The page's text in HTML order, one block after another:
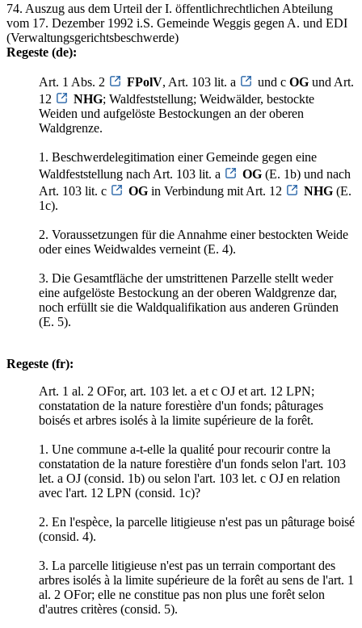
74. Auszug aus dem Urteil der I. öffentlichrechtlichen Abteilung
vom 17. Dezember 1992 i.S. Gemeinde Weggis gegen A. und EDI
(Verwaltungsgerichtsbeschwerde)
Regeste (de):
Art. 1 Abs. 2 FPolV, Art. 103 lit. a und c OG und Art.
12
NHG; Waldfeststellung; Weidwälder, bestockte
Weiden und aufgelöste Bestockungen an der oberen
Waldgrenze.
1. Beschwerdelegitimation einer Gemeinde gegen eine
Waldfeststellung nach Art. 103 lit. a
OG (E. 1b) und nach
Art. 103 lit. c
OG in Verbindung mit Art. 12 NHG (E.
1c).
2. Voraussetzungen für die Annahme einer bestockten Weide
oder eines Weidwaldes verneint (E. 4).
3. Die Gesamtfläche der umstrittenen Parzelle stellt weder
eine aufgelöste Bestockung an der oberen Waldgrenze dar,
noch erfüllt sie die Waldqualifikation aus anderen Gründen
(E. 5).
Regeste (fr):
Art. 1 al. 2 OFor, art. 103 let. a et c OJ et art. 12 LPN;
constatation de la nature forestière d'un fonds; pâturages
boisés et arbres isolés à la limite supérieure de la forêt.
1. Une commune a-t-elle la qualité pour recourir contre la
constatation de la nature forestière d'un fonds selon l'art. 103
let. a OJ (consid. 1b) ou selon l'art. 103 let. c OJ en relation
avec l'art. 12 LPN (consid. 1c)?
2. En l'espèce, la parcelle litigieuse n'est pas un pâturage boisé
(consid. 4).
3. La parcelle litigieuse n'est pas un terrain comportant des
arbres isolés à la limite supérieure de la forêt au sens de l'art. 1
al. 2 OFor; elle ne constitue pas non plus une forêt selon
d'autres critères (consid. 5).